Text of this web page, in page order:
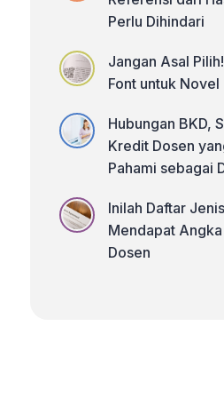
Perlu Dihindari
Jangan Asal
Font untuk
Hubungan BKD,
Kredit Dosen
Pahami sebagai
Inilah Daftar
Mendapat
Dosen